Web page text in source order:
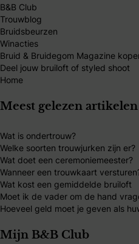
B&B Club
Trouwblog
Bruidsbeurzen
Winacties
Bruid & Bruidegom Magazine
Deel jouw bruiloft of styled shoot
Home
Meest gelezen artikelen
Wat is ondertrouw?
Welke soorten trouwjurken zijn er?
Wat doet een ceremoniemeester?
Wanneer een trouwkaart
Wat kost een gemiddelde bruiloft
Moet ik de vader om de hand
Hoeveel geld moet je geven als
Mijn B&B Club